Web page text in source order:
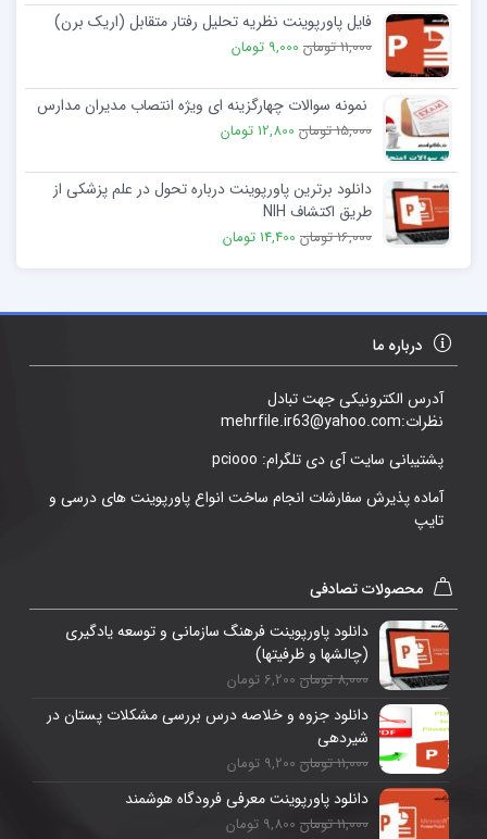
فایل پاورپوینت نظریه تحلیل رفتار متقابل (اریک برن)
11,000 تومان 9,000 تومان
نمونه سوالات چهارگزینه ای ویژه انتصاب مدیران مدارس
15,000 تومان 12,800 تومان
دانلود برترین پاورپوینت درباره تحول در علم پزشكی از
طریق اكتشاف NIH
16,000 تومان 14,400 تومان
درباره ما
آدرس الکترونیکی جهت تبادل
نظرات:mehrfile.ir63@yahoo.com
پشتیبانی سایت آی دی تلگرام: pciooo
آماده پذیرش سفارشات انجام ساخت انواع پاورپوینت های درسی و
تایپ
محصولات تصادفی
دانلود پاورپوینت فرهنگ سازمانی و توسعه یادگیری
(چالشها و ظرفیتها)
8,000 تومان 6,200 تومان
دانلود جزوه و خلاصه درس بررسی مشکلات پستان در
شیردهی
11,000 تومان 9,200 تومان
دانلود پاورپوینت معرفی فرودگاه هوشمند
11,000 تومان 9,800 تومان